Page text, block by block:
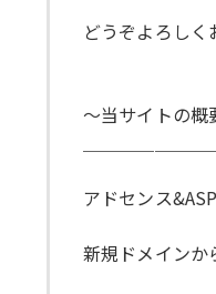
どうぞよろしく
〜当サイトの概
アドセンス
新規ドメインか